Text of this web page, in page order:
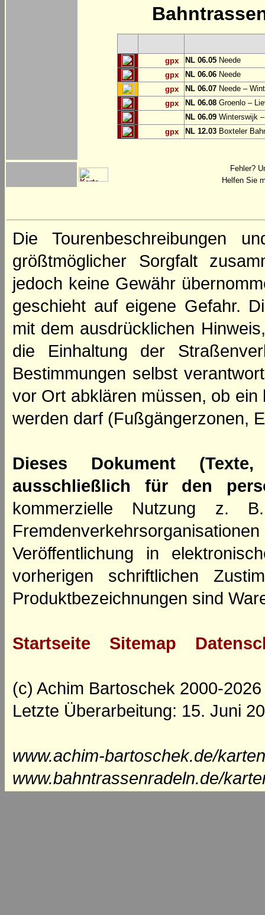
gpx NL 06.05 Neede
gpx
NL 06.06 Neede
gpx
NL 06.07 Neede –
gpx
NL 06.08 Groenlo –
NL 06.09 Winterswijk
gpx
NL 12.03 Boxteler
Fehler?
Helfen Sie
Die Tourenbeschreibungen
größtmöglicher Sorgfalt
jedoch keine Gewähr
geschieht auf eigene Gefahr.
mit dem ausdrücklichen
die Einhaltung der
Bestimmungen selbst
vor Ort abklären müssen, ob
werden darf (Fußgängerzonen,
Dieses Dokument
ausschließlich für den
kommerzielle Nutzung z.
Veröffentlichung in
vorherigen schriftlichen
Produktbezeichnungen sind
Startseite Sitemap
(c) Achim Bartoschek 2000-2026
Letzte Überarbeitung: 15. Juni
www.achim-bartoschek.de/
www.bahntrassenradeln.de/